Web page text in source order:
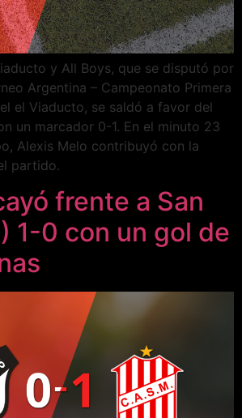
y All Boys, que se disputó por
Argentina – Campeonato Primera
el Viaducto, se saldó a favor del
un marcador 0-1. En el minuto 23
Alexis Melo contribuyó con la
partido.
frente a San
1-0 con un gol de